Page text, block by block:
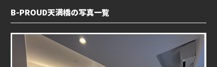
B-PROUD天満橋の写真一覧